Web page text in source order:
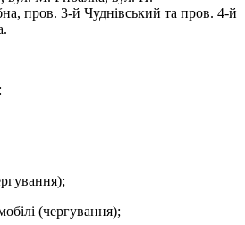
пров. 3-й Чуднівський та пров. 4-й
(чергування);